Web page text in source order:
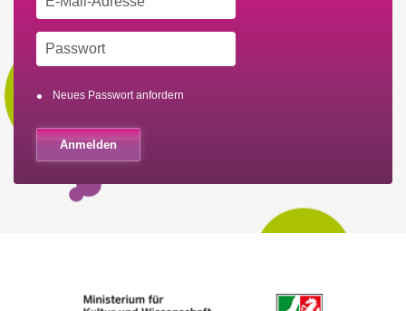
Neues Passwort anfordern